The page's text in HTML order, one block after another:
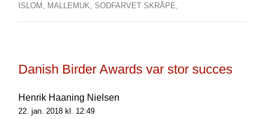
ISLOM, MALLEMUK, SODFARVET SKRÅPE,
Danish Birder Awards var stor succes
Henrik Haaning Nielsen
22. jan. 2018 kl. 12:49